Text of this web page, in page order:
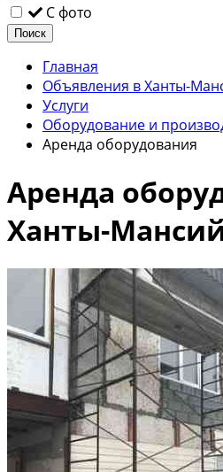
С фото
Поиск
Главная
Объявления в Ханты-
Услуги
Оборудование и
Аренда оборудования
Аренда
Ханты-